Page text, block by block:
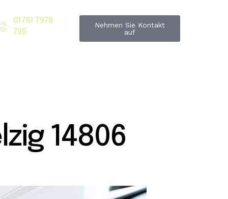
01761 7978
795
Nehmen Sie Kontakt
auf
14806